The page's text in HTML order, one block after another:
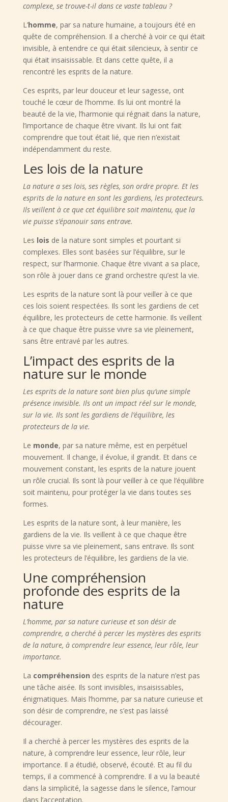
complexe, se trouve-t-il dans ce vaste tableau ?
L’homme, par sa nature humaine, a toujours été en
quête de compréhension. Il a cherché à voir ce qui était
invisible, à entendre ce qui était silencieux, à sentir ce
qui était insaisissable. Et dans cette quête, il a
rencontré les esprits de la nature.
Ces esprits, par leur douceur et leur sagesse, ont
touché le cœur de l’homme. Ils lui ont montré la
beauté de la vie, l’harmonie qui régnait dans la nature,
l’importance de chaque être vivant. Ils lui ont fait
comprendre que tout était lié, que rien n’existait
indépendamment du reste.
Les lois de la nature
La nature a ses lois, ses règles, son ordre propre. Et les
esprits de la nature en sont les gardiens, les protecteurs.
Ils veillent à ce que cet équilibre soit maintenu, que la
vie puisse s’épanouir sans entrave.
Les lois de la nature sont simples et pourtant si
complexes. Elles sont basées sur l’équilibre, sur le
respect, sur l’harmonie. Chaque être vivant a sa place,
son rôle à jouer dans ce grand orchestre qu’est la vie.
Les esprits de la nature sont là pour veiller à ce que
ces lois soient respectées. Ils sont les gardiens de cet
équilibre, les protecteurs de cette harmonie. Ils veillent
à ce que chaque être puisse vivre sa vie pleinement,
sans être entravé par les autres.
L’impact des esprits de la
nature sur le monde
Les esprits de la nature sont bien plus qu’une simple
présence invisible. Ils ont un impact réel sur le monde,
sur la vie. Ils sont les gardiens de l’équilibre, les
protecteurs de la vie.
Le monde, par sa nature même, est en perpétuel
mouvement. Il change, il évolue, il grandit. Et dans ce
mouvement constant, les esprits de la nature jouent
un rôle crucial. Ils sont là pour veiller à ce que l’équilibre
soit maintenu, pour protéger la vie dans toutes ses
formes.
Les esprits de la nature sont, à leur manière, les
gardiens de la vie. Ils veillent à ce que chaque être
puisse vivre sa vie pleinement, sans entrave. Ils sont
les protecteurs de l’équilibre, les gardiens de la vie.
Une compréhension
profonde des esprits de la
nature
L’homme, par sa nature curieuse et son désir de
comprendre, a cherché à percer les mystères des esprits
de la nature, à comprendre leur essence, leur rôle, leur
importance.
La compréhension des esprits de la nature n’est pas
une tâche aisée. Ils sont invisibles, insaisissables,
énigmatiques. Mais l’homme, par sa nature curieuse et
son désir de comprendre, ne s’est pas laissé
décourager.
Il a cherché à percer les mystères des esprits de la
nature, à comprendre leur essence, leur rôle, leur
importance. Il a étudié, observé, écouté. Et au fil du
temps, il a commencé à comprendre. Il a vu la beauté
dans la simplicité, la sagesse dans le silence, l’amour
dans l’acceptation.